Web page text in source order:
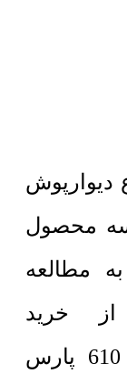
دیوارپوش
محصول
مطالعه
خرید
دیوارپوش PVC کد 610 پارس